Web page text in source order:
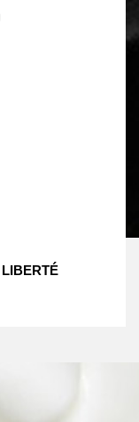
LIBERTÉ